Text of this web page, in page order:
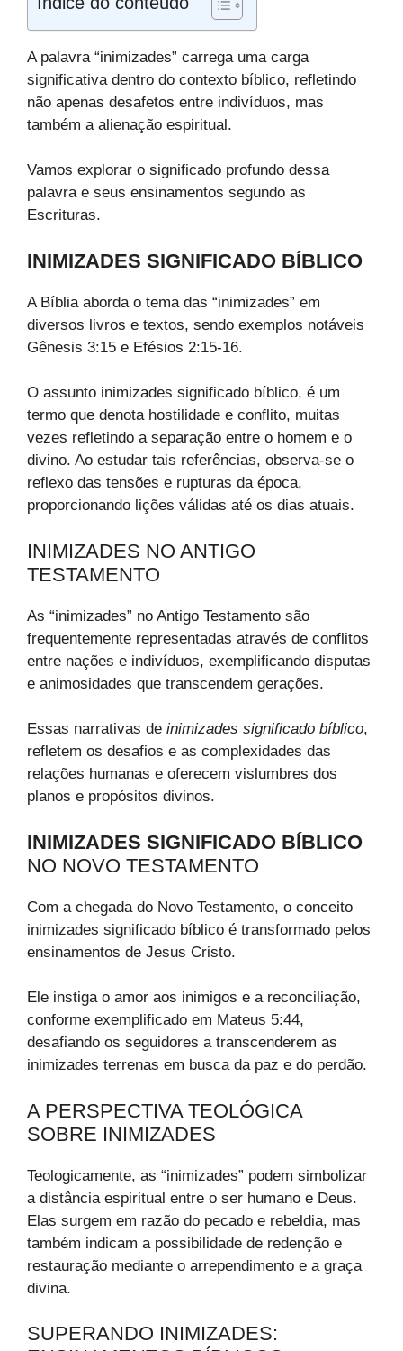
A palavra “inimizades” carrega uma carga
significativa dentro do contexto bíblico, refletindo
não apenas desafetos entre indivíduos, mas
também a alienação espiritual.
Vamos explorar o significado profundo dessa
palavra e seus ensinamentos segundo as
Escrituras.
INIMIZADES SIGNIFICADO BÍBLICO
A Bíblia aborda o tema das “inimizades” em
diversos livros e textos, sendo exemplos notáveis
Gênesis 3:15 e Efésios 2:15-16.
O assunto inimizades significado bíblico, é um
termo que denota hostilidade e conflito, muitas
vezes refletindo a separação entre o homem e o
divino. Ao estudar tais referências, observa-se o
reflexo das tensões e rupturas da época,
proporcionando lições válidas até os dias atuais.
INIMIZADES NO ANTIGO
TESTAMENTO
As “inimizades” no Antigo Testamento são
frequentemente representadas através de conflitos
entre nações e indivíduos, exemplificando disputas
e animosidades que transcendem gerações.
Essas narrativas de inimizades significado bíblico,
refletem os desafios e as complexidades das
relações humanas e oferecem vislumbres dos
planos e propósitos divinos.
INIMIZADES SIGNIFICADO BÍBLICO
NO NOVO TESTAMENTO
Com a chegada do Novo Testamento, o conceito
inimizades significado bíblico é transformado pelos
ensinamentos de Jesus Cristo.
Ele instiga o amor aos inimigos e a reconciliação,
conforme exemplificado em Mateus 5:44,
desafiando os seguidores a transcenderem as
inimizades terrenas em busca da paz e do perdão.
A PERSPECTIVA TEOLÓGICA
SOBRE INIMIZADES
Teologicamente, as “inimizades” podem simbolizar
a distância espiritual entre o ser humano e Deus.
Elas surgem em razão do pecado e rebeldia, mas
também indicam a possibilidade de redenção e
restauração mediante o arrependimento e a graça
divina.
SUPERANDO INIMIZADES: